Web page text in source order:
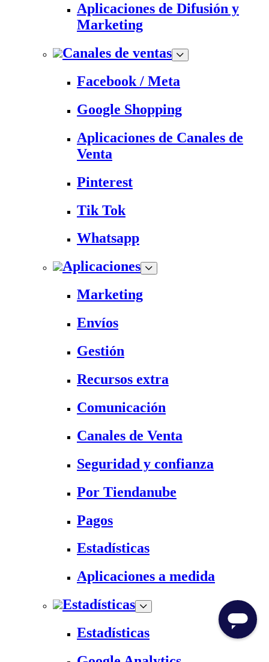
Aplicaciones de Difusión y
Marketing
Canales de ventas
Facebook / Meta
Google Shopping
Aplicaciones de Canales de
Venta
Pinterest
Tik Tok
Whatsapp
Aplicaciones
Marketing
Envíos
Gestión
Recursos extra
Comunicación
Canales de Venta
Seguridad y confianza
Por Tiendanube
Pagos
Estadísticas
Aplicaciones a medida
Estadísticas
Estadísticas